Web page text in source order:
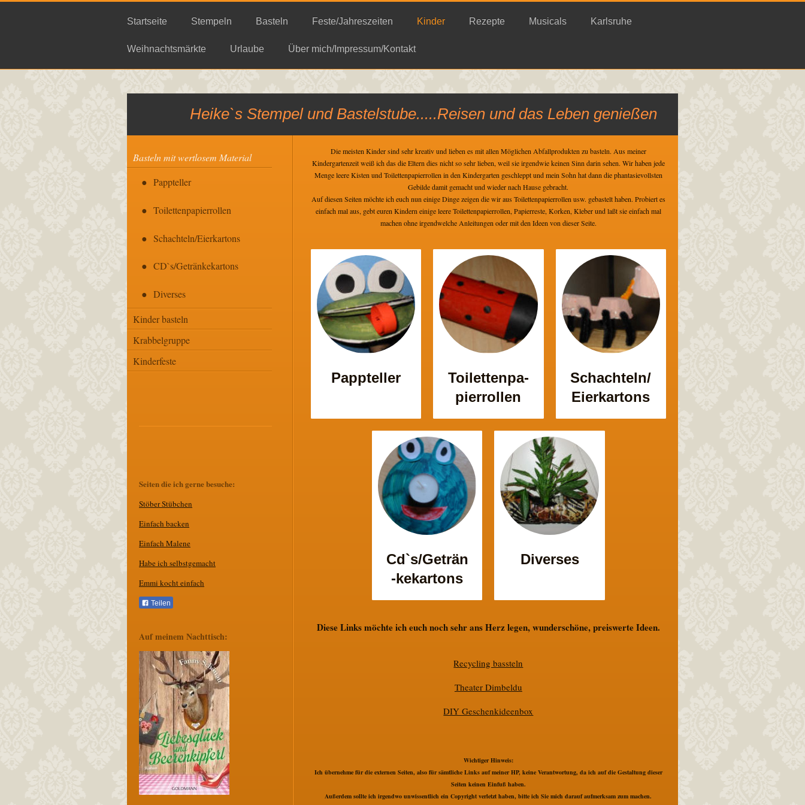
Startseite Stempeln Basteln Feste/Jahreszeiten Kinder Rezepte Musicals Karlsruhe
Weihnachtsmärkte Urlaube Über mich/Impressum/Kontakt
Heike`s Stempel und Bastelstube.....Reisen und das Leben genießen
Die meisten Kinder sind sehr kreativ und lieben es mit allen Möglichen Abfallprodukten zu basteln. Aus meiner
Kindergartenzeit weiß ich das die Eltern dies nicht so sehr lieben, weil sie irgendwie keinen Sinn darin sehen. Wir haben jede
Menge leere Kisten und Toilettenpapierrollen in den Kindergarten geschleppt und mein Sohn hat dann die phantasievollsten
Gebilde damit gemacht und wieder nach Hause gebracht.
Auf diesen Seiten möchte ich euch nun einige Dinge zeigen die wir aus Toilettenpapierrollen usw. gebastelt haben. Probiert es
einfach mal aus, gebt euren Kindern einige leere Toilettenpapierrollen, Papierreste, Korken, Kleber und laßt sie einfach mal
machen ohne irgendwelche Anleitungen oder mit den Ideen von dieser Seite.
Pappteller
Toilettenpa-
pierrollen
Schachteln/
Eierkartons
Cd`s/Geträn
-kekartons
Diverses
Diese Links möchte ich euch noch sehr ans Herz legen, wunderschöne, preiswerte Ideen.
Recycling bassteln
Theater Dimbeldu
DIY Geschenkideenbox
Wichtiger Hinweis:
Ich übernehme für die externen Seiten, also für sämtliche Links auf meiner HP, keine Verantwortung, da ich auf die Gestaltung dieser
Seiten keinen Einfuß haben.
Außerdem sollte ich irgendwo unwissentlich ein Copyright verletzt haben, bitte ich Sie mich darauf aufmerksam zum machen.
Basteln mit wertlosem Material
Pappteller
Toilettenpapierrollen
Schachteln/Eierkartons
CD`s/Getränkekartons
Diverses
Kinder basteln
Krabbelgruppe
Kinderfeste
Seiten die ich gerne besuche:
Stöber Stübchen
Einfach backen
Einfach Malene
Habe ich selbstgemacht
Emmi kocht einfach
Teilen
Auf meinem Nachttisch: